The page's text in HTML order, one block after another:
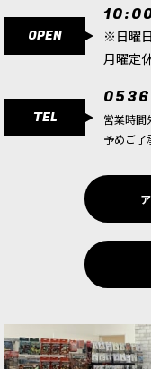
OPEN ※日曜
月曜定
TEL
営業時間
予めご了